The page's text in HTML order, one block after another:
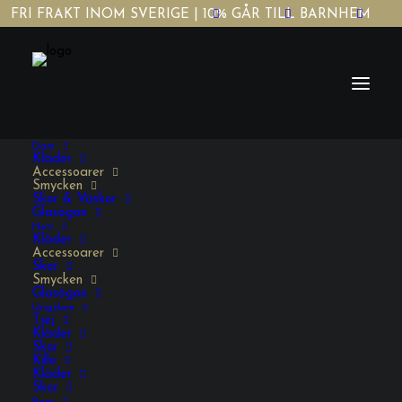
FRI FRAKT INOM SVERIGE | 10% GÅR TILL BARNHEM
Dam
Kläder
Accessoarer
Smycken
Skor & Väskor
Glasögon
Herr
Kläder
Accessoarer
Skor
Smycken
Glasögon
Ungdom
Tjej
Kläder
Skor
Kille
Kläder
Skor
Black Excelent
379,00
Black
Excelent